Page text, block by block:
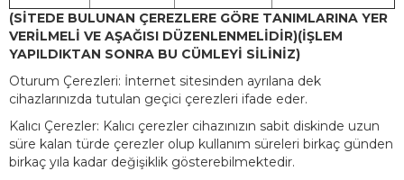
(SİTEDE BULUNAN ÇEREZLERE GÖRE TANIMLARINA YER
VERİLMELİ VE AŞAĞISI DÜZENLENMELİDİR)(İŞLEM
YAPILDIKTAN SONRA BU CÜMLEYİ SİLİNİZ)
Oturum Çerezleri: İnternet sitesinden ayrılana dek
cihazlarınızda tutulan geçici çerezleri ifade eder.
Kalıcı Çerezler: Kalıcı çerezler cihazınızın sabit diskinde uzun
süre kalan türde çerezler olup kullanım süreleri birkaç günden
birkaç yıla kadar değişiklik gösterebilmektedir.